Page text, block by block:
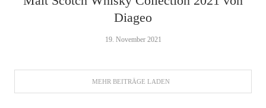
Diageo
19. November 2021
MEHR BEITRÄGE LADEN